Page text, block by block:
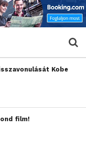
Kobe
film!